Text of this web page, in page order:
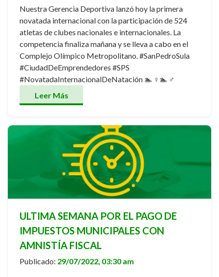
Nuestra Gerencia Deportiva lanzó hoy la primera
novatada internacional con la participación de 524
atletas de clubes nacionales e internacionales. La
competencia finaliza mañana y se lleva a cabo en el
Complejo Olímpico Metropolitano. #SanPedroSula
#CiudadDeEmprendedores #SPS
#NovatadaInternacionalDeNatación 🏊 ♀️🏊 ♂️
Leer Más
ULTIMA SEMANA POR EL PAGO DE
IMPUESTOS MUNICIPALES CON
AMNISTÍA FISCAL
Publicado: 29/07/2022, 03:30 am